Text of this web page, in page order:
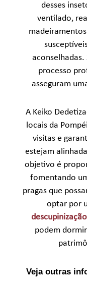
desses
ventilado,
aconselhadas.
processo
asseguram
A Keiko
locais da
visitas e
estejam
objetivo é
fomentando
pragas que
optar por
podem
Veja outras